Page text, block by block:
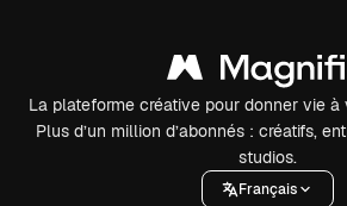
La plateforme créative pour donner vie à
Plus d’un million d’abonnés : créatifs,
studios.
Français